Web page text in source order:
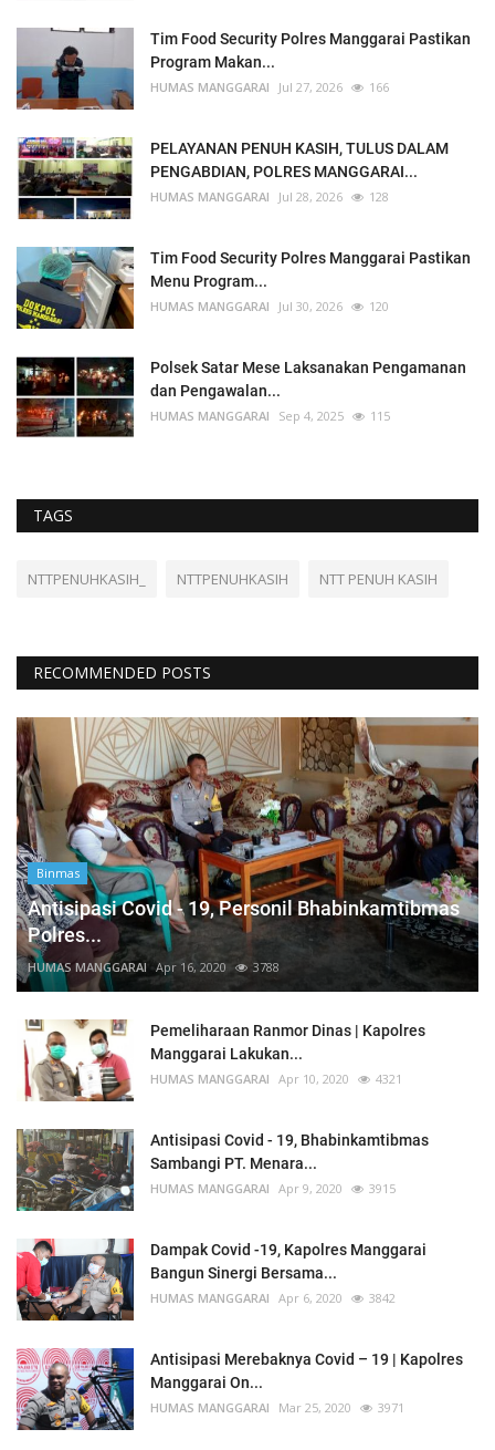
Tim Food Security Polres Manggarai Pastikan
Program Makan...
HUMAS MANGGARAI Jul 27, 2026 166
PELAYANAN PENUH KASIH, TULUS DALAM
PENGABDIAN, POLRES MANGGARAI...
HUMAS MANGGARAI Jul 28, 2026 128
Tim Food Security Polres Manggarai Pastikan
Menu Program...
HUMAS MANGGARAI Jul 30, 2026 120
Polsek Satar Mese Laksanakan Pengamanan
dan Pengawalan...
HUMAS MANGGARAI Sep 4, 2025 115
TAGS
NTTPENUHKASIH_ NTTPENUHKASIH NTT PENUH KASIH
RECOMMENDED POSTS
Binmas
Antisipasi Covid - 19, Personil Bhabinkamtibmas
Polres...
HUMAS MANGGARAI Apr 16, 2020 3788
Pemeliharaan Ranmor Dinas | Kapolres
Manggarai Lakukan...
HUMAS MANGGARAI Apr 10, 2020 4321
Antisipasi Covid - 19, Bhabinkamtibmas
Sambangi PT. Menara...
HUMAS MANGGARAI Apr 9, 2020 3915
Dampak Covid -19, Kapolres Manggarai
Bangun Sinergi Bersama...
HUMAS MANGGARAI Apr 6, 2020 3842
Antisipasi Merebaknya Covid – 19 | Kapolres
Manggarai On...
HUMAS MANGGARAI Mar 25, 2020 3971